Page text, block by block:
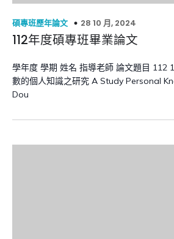
碩專班歷年論文 28 10 月, 2024
112年度碩專班畢業論文
學年度 學期 姓名 指導老師 論文題目 112
數的個人知識之研究 A Study Personal
Dou